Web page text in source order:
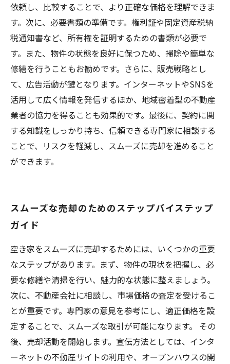
依頼し、比較することで、より正確な価格を理解できま
す。次に、必要書類の準備です。権利証や固定資産税納
税通知書など、所有権を証明するための書類が必要で
す。また、物件の状態を良好に保つため、掃除や簡単な
修繕を行うこともお勧めです。さらに、販売戦略とし
て、広告活動が鍵となります。インターネットやSNSを
活用して広く情報を発信するほか、地域密着型の不動産
業者の協力を得ることも効果的です。最後に、契約に関
する知識をしっかり持ち、信頼できる専門家に相談する
ことで、リスクを軽減し、スムーズに売却を進めること
ができます。
スムーズな売却のためのステップバイステップ
ガイド
空き家をスムーズに売却するためには、いくつかの重要
なステップがあります。まず、物件の現状を把握し、必
要な修繕や清掃を行い、魅力的な状態に整えましょう。
次に、不動産会社に相談し、市場価格の査定を受けるこ
とが重要です。専門家の意見を参考にし、適正価格を設
定することで、スムーズな取引が可能になります。 その
後、売却活動を開始します。宣伝方法としては、インタ
ーネットの不動産サイトの利用や、オープンハウスの開